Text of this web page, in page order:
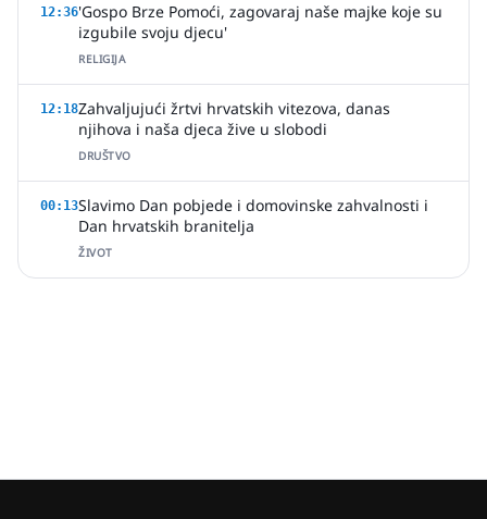
12:36'Gospo Brze Pomoći, zagovaraj naše majke koje su
izgubile svoju djecu'
RELIGIJA
12:18Zahvaljujući žrtvi hrvatskih vitezova, danas
njihova i naša djeca žive u slobodi
DRUŠTVO
00:13Slavimo Dan pobjede i domovinske zahvalnosti i
Dan hrvatskih branitelja
ŽIVOT